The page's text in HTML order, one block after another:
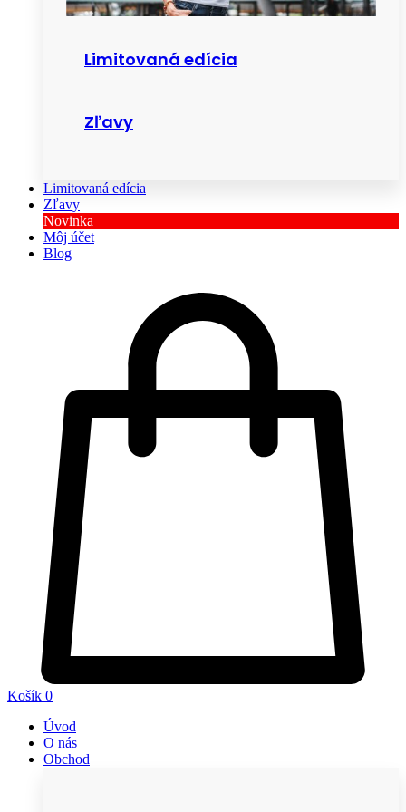
Limitovaná edícia
Zľavy
Limitovaná edícia
Zľavy
Novinka
Môj účet
Blog
Košík 0
Úvod
O nás
Obchod